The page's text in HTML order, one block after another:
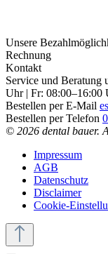
Unsere
Rechnung
Kontakt
Service und Beratung
Uhr | Fr: 08:00–16:00
Bestellen per E-Mail
Bestellen per Telefon
© 2026 dental bauer.
Impressum
AGB
Datenschutz
Disclaimer
Cookie-